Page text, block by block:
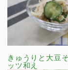
きゅうりと大豆
ッツ和え